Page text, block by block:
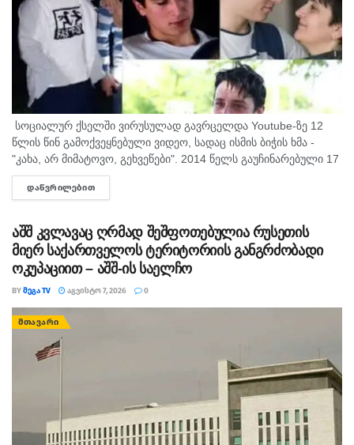
სოციალურ ქსელში ვირუსულად გავრცელდა Youtube-ზე 12
წლის წინ გამოქვეყნებული ვიდეო, სადაც ისმის ბიჭის ხმა -
"კახა, არ მიმატოვო, გეხვეწები". 2014 წელს გაუჩინარებული 17
წლის გურამ დადიანიძის დედა, სოფიო ბიბილაშვილი
აცხადებს,...
ᲓᲐᲬᲕᲠᲘᲚᲔᲑᲘᲗ
აშშ კვლავაც ღრმად შეშფოთებულია რუსეთის
მიერ საქართველოს ტერიტორიის განგრძობადი
ოკუპაციით – აშშ-ის საელჩო
BYᲛᲔᲒᲐ TV ᲐᲒᲕᲘᲡᲢᲝ 7, 2026 0
ᲛᲗᲐᲕᲐᲠᲘ